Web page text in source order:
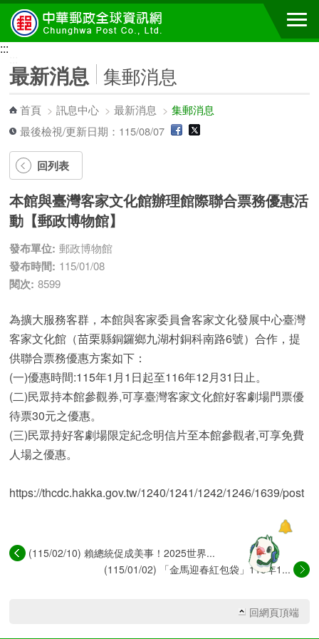
跳到主要內容區塊
:::
最新消息 集郵消息
首頁 >訊息中心 >最新消息 >集郵消息
最後檢視/更新日期：115/08/07
回列表
本館與臺灣客家文化館辦理館際聯合票務優惠活
動【郵政博物館】
發布單位: 郵政博物館
發布時間: 115/01/08
閱次: 8599
為擴大服務客群，本館與客家委員會客家文化發展中心臺灣
客家文化館（苗栗縣銅鑼鄉九湖村銅科南路6號）合作，提
供聯合票務優惠方案如下：
(一)優惠時間:115年1月1日起至116年12月31日止。
(二)民眾持本館參觀券,可享臺灣客家文化館好客劇場門票優
待票30元之優惠。
(三)民眾持好客劇場限定紀念明信片至本館參觀者,可享免費
人場之優惠。
https://thcdc.hakka.gov.tw/1240/1241/1242/1246/1639/post
(115/02/10) 賴總統促成美事！2025世界...
(115/01/02) 「金馬迎春紅包袋」115年1...
回網頁頂端